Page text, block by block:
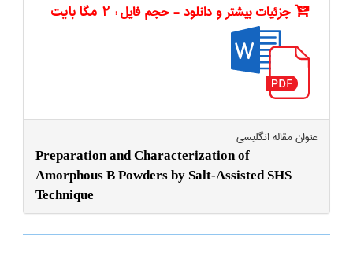
جزئیات بیشتر و دانلود - حجم فایل : 2 مگا بایت
عنوان مقاله انگليسی
Preparation and Characterization of
Amorphous B Powders by Salt-Assisted SHS
Technique